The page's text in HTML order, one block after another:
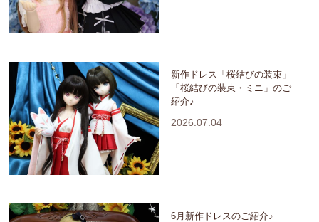
新作ドレス「桜結びの装束」
「桜結びの装束・ミニ」のご
紹介♪
2026.07.04
6月新作ドレスのご紹介♪